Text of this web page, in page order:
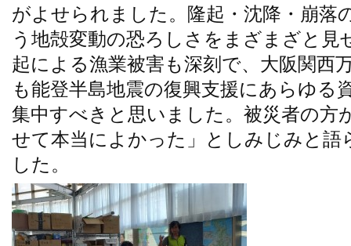
がよせられました。隆起・沈降・崩落
う地殻変動の恐ろしさをまざまざと
起による漁業被害も深刻で、大阪関西
も能登半島地震の復興支援にあらゆる
集中すべきと思いました。被災者の方
せて本当によかった」としみじみと語
した。